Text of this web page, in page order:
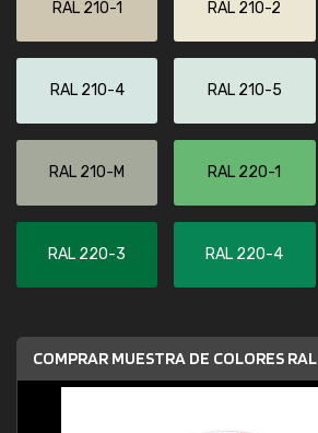
RAL 210-1 RAL 210-2
RAL 210-4 RAL 210-5
RAL 210-M RAL 220-1
RAL 220-3 RAL 220-4
COMPRAR MUESTRA DE COLORES RAL